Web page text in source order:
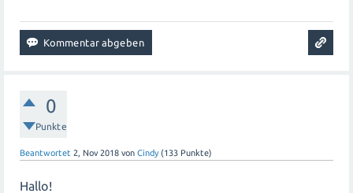
0
Punkte
Beantwortet 2, Nov 2018 von Cindy (133 Punkte)
Hallo!